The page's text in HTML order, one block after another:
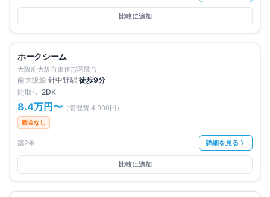
比較に追加
仲介手数料無料
ホークシーム
大阪府大阪市東住吉区鷹合
南大阪線 針中野駅 徒歩9分
間取り 2DK
8.4万円 〜 （管理費 4,000円 ）
敷金なし
築2年 詳細を見る
比較に追加